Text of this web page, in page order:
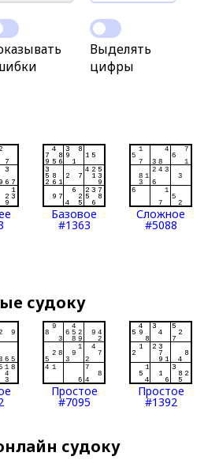
Выделять
цифры
Базовое
#1363
Сложное
#5088
судоку
Простое
#7095
Простое
#1392
судоку